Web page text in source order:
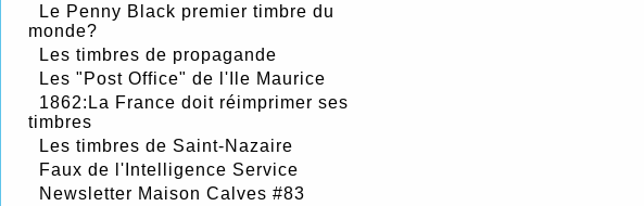
Le Penny Black premier timbre du
monde?
Les timbres de propagande
Les "Post Office" de l'Ile Maurice
1862:La France doit réimprimer ses
timbres
Les timbres de Saint-Nazaire
Faux de l'Intelligence Service
Newsletter Maison Calves #83